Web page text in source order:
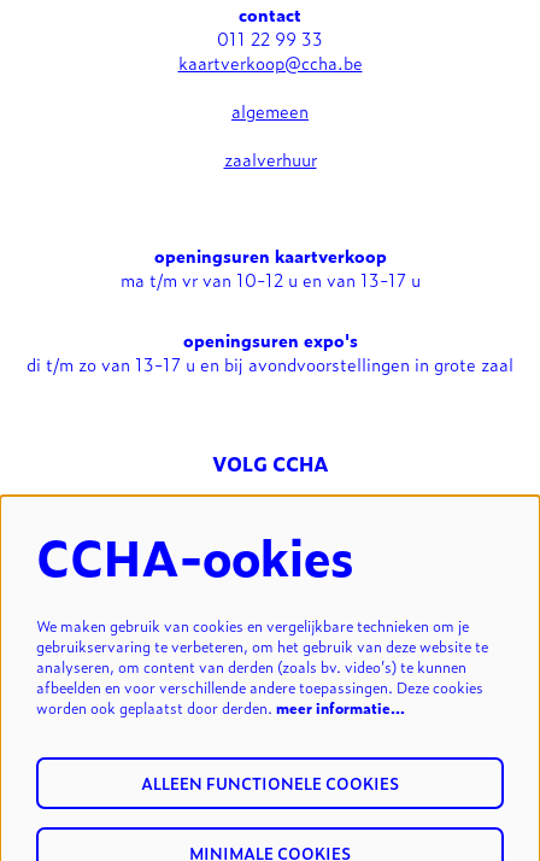
contact
011 22 99 33
kaartverkoop@ccha.be
algemeen
zaalverhuur
openingsuren kaartverkoop
ma t/m vr van 10-12 u en van 13-17 u
openingsuren expo's
di t/m zo van 13-17 u en bij avondvoorstellingen in grote zaal
VOLG CCHA
INSCHRIJVEN
CCHA-ookies
We maken gebruik van cookies en vergelijkbare technieken om je
gebruikservaring te verbeteren, om het gebruik van deze website te
analyseren, om content van derden (zoals bv. video’s) te kunnen
afbeelden en voor verschillende andere toepassingen. Deze cookies
worden ook geplaatst door derden. meer informatie…
ALLEEN FUNCTIONELE COOKIES
MINIMALE COOKIES